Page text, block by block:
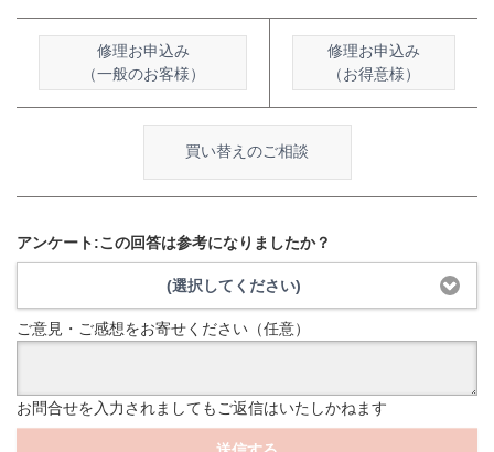
修理お申込み
（一般のお客様）
修理お申込み
（お得意様）
買い替えのご相談
アンケート:この回答は参考になりましたか？
(選択してください)
ご意見・ご感想をお寄せください（任意）
お問合せを入力されましてもご返信はいたしかねます